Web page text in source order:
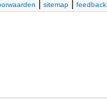
sitemap feedback